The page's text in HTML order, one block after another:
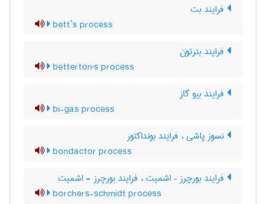
فرایند بت
bett’s process
فرایند بترتون
betterton's process
فرایند بیو گاز
bi-gas process
نسوز پاشی ، فرایند بونداکتور
bondactor process
فرایند بورچرز – اشمیت ، فرایند بورچرز - اشمیت
borchers-schmidt process